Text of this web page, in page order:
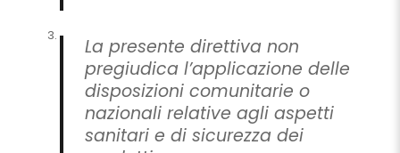
La presente direttiva non
pregiudica l’applicazione delle
disposizioni comunitarie o
nazionali relative agli aspetti
sanitari e di sicurezza dei